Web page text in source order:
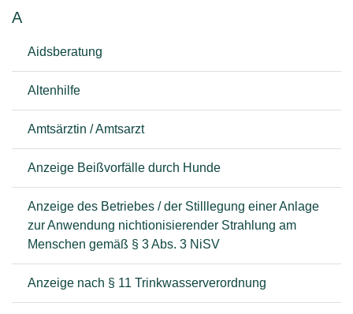
A
Aidsberatung
Altenhilfe
Amtsärztin / Amtsarzt
Anzeige Beißvorfälle durch Hunde
Anzeige des Betriebes / der Stilllegung einer Anlage
zur Anwendung nichtionisierender Strahlung am
Menschen gemäß § 3 Abs. 3 NiSV
Anzeige nach § 11 Trinkwasserverordnung